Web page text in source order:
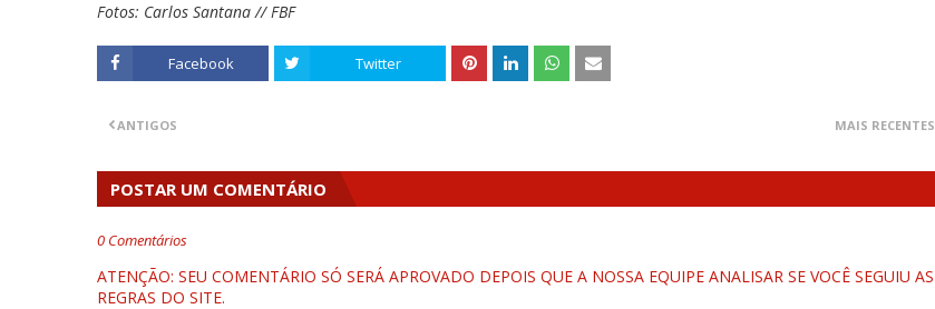
Fotos: Carlos Santana // FBF
Facebook Twitter
MAIS RECENTES
ANTIGOS
POSTAR UM COMENTÁRIO
0 Comentários
ATENÇÃO: SEU COMENTÁRIO SÓ SERÁ APROVADO DEPOIS QUE A NOSSA EQUIPE ANALISAR SE VOCÊ SEGUIU AS
REGRAS DO SITE.